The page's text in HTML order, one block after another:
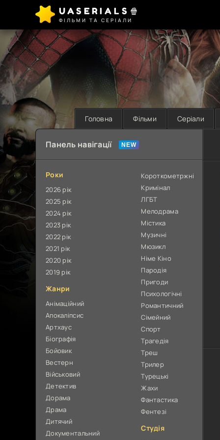
UASERIALS🍿
ФІЛЬМИ ТА СЕРІАЛИ
Головна Фільми Серіали
Панель навігації
Роки
2026 рік
2025 рік
2024 рік
2023 рік
2022 рік
2021 рік
2020 рік
2019 рік
Жанри
Анімаційний
Апокаліпсис
Артхаус
Біографія
Бойовик
Вестерн
Військовий
Детектив
Дорама
Драма
Дитячий
Документальний
Короткометржні
Кримінал
ЛГБТ
Мелодрама
Містика
Музичні
Мюзикл
Німе Кіно
Пародія
Пригоди
Психологічні
Романтичний
Сімейний
Спорт
Трагедія
Треш
Трилер
Турецькі
Жахи
Фантастика
Фентезі
Студія